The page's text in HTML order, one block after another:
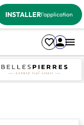
INSTALLERl'application